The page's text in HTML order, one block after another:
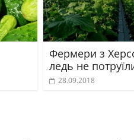
Фермери з
ледь не
28.09.2018